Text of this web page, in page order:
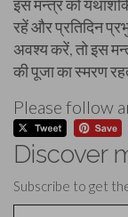
इस मन्त्र को
रहें और प्रतिदिन
अवश्य करें, तो इस
की पूजा का स्मरण
Please follow
Discover
Subscribe to get
Type your email…